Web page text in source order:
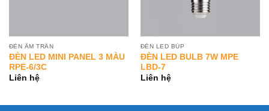
ĐÈN ÂM TRẦN
ĐÈN LED MINI PANEL 3 MÀU
RPE-6/3C
Liên hệ
ĐÈN LED BÚP
ĐÈN LED BULB 7W MPE
LBD-7
Liên hệ